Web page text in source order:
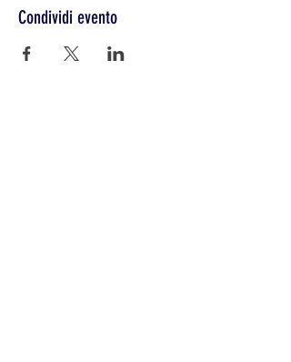
Condividi evento